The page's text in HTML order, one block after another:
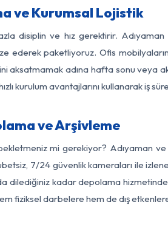
ve Kurumsal Lojistik
disiplin ve hız gerektirir.
ederek paketliyoruz. Ofis
aksatmamak adına hafta sonu veya
kurulum avantajlarını kullanarak iş
ve Arşivleme
mi gerekiyor? Adıyaman
7/24 güvenlik kameraları ile
dilediğiniz kadar depolama
fiziksel darbelere hem de dış